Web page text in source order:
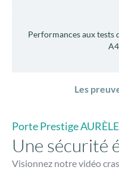
Performances aux tests
Les
Porte Prestige
Une sécurité
Visionnez notre vidéo